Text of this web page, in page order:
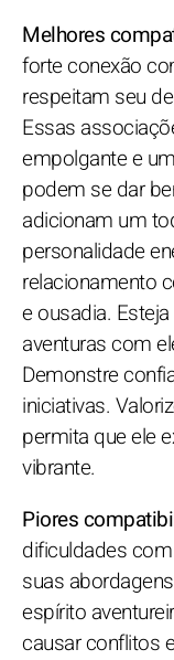
Melhores
forte conexão
respeitam seu
Essas
empolgante e
podem se dar
adicionam um
personalidade
relacionamento
e ousadia.
aventuras com
Demonstre
iniciativas.
permita que ele
vibrante.
Piores
dificuldades
suas
espírito
causar conflitos